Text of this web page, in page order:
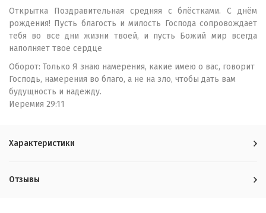
Открытка Поздравительная средняя с блёстками. С днём
рождения! Пусть благость и милость Господа сопровождает
тебя во все дни жизни твоей, и пусть Божий мир всегда
наполняет твое сердце
Оборот: Только Я знаю намерения, какие имею о вас, говорит
Господь, намерения во благо, а не на зло, чтобы дать вам
будущность и надежду.
Иеремия 29:11
Характеристики
Отзывы